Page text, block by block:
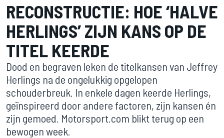
RECONSTRUCTIE: HOE ‘HALVE
HERLINGS’ ZIJN KANS OP DE
TITEL KEERDE
Dood en begraven leken de titelkansen van Jeffrey
Herlings na de ongelukkig opgelopen
schouderbreuk. In enkele dagen keerde Herlings,
geïnspireerd door andere factoren, zijn kansen én
zijn gemoed. Motorsport.com blikt terug op een
bewogen week.